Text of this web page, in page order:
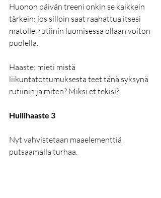
Huonon päivän treeni onkin se kaikkein
tärkein: jos silloin saat raahattua itsesi
matolle, rutiinin luomisessa ollaan voiton
puolella.
Haaste: mieti mistä
liikuntatottumuksesta teet tänä syksynä
rutiinin ja miten? Miksi et tekisi?
Huilihaaste 3
Nyt vahvistetaan maaelementtiä
putsaamalla turhaa.